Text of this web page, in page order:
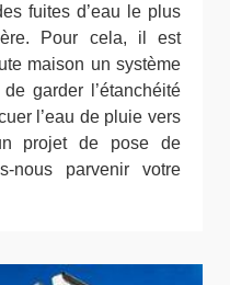
fuites d’eau le plus
Pour cela, il est
maison un système
garder l’étanchéité
l’eau de pluie vers
projet de pose de
nous parvenir votre